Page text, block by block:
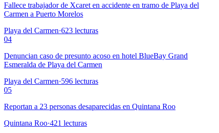
Fallece trabajador de Xcaret en accidente en tramo de Playa del
Carmen a Puerto Morelos
Playa del Carmen·623 lecturas
04
Denuncian caso de presunto acoso en hotel BlueBay Grand
Esmeralda de Playa del Carmen
Playa del Carmen·596 lecturas
05
Reportan a 23 personas desaparecidas en Quintana Roo
Quintana Roo·421 lecturas